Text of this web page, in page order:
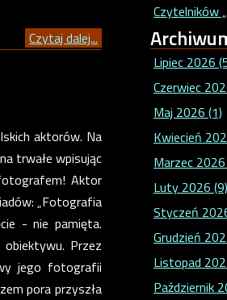
Czytaj dalej...
aktorów. Na
trwałe wpisując
Aktor
„Fotografia
- nie pamięta.
Przez
jego fotografii
pora przyszła
Czytelników
Lipiec 2026
Czerwiec
Maj 2026 (1)
Kwiecień
Marzec
Luty 2026 (9)
Styczeń
Grudzień
Listopad
Październik